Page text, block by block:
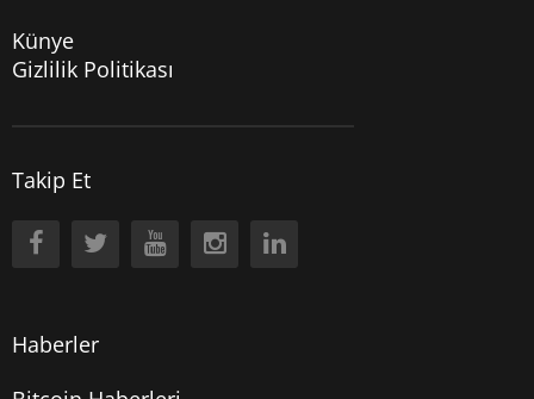
Künye
Gizlilik Politikası
Takip Et
Haberler